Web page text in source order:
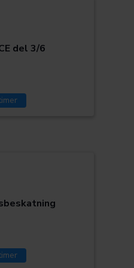
del 3/6